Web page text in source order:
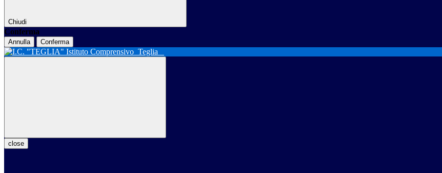
Chiudi
Conferma
Annulla Conferma
Istituto Comprensivo Teglia
close